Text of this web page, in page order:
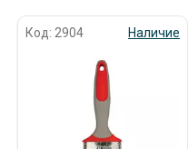
Код: 2904 Наличие